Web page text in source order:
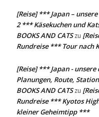
[Reise] *** Japan –
2 *** Käsekuchen und
BOOKS AND CATSzu
Rundreise *** Tour nach
[Reise] *** Japan -
Planungen, Route,
BOOKS AND CATSzu
Rundreise *** Kyotos
kleiner Geheimtipp ***